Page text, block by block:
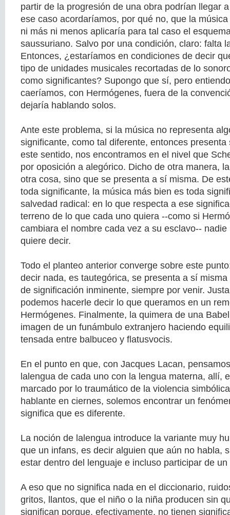
partir de la progresión de una obra podrían llegar
ese caso acordaríamos, por qué no, que la
ni más ni menos aplicaría para tal caso el
saussuriano. Salvo por una condición, claro: falta
Entonces, ¿estaríamos en condiciones de decir
tipo de unidades musicales recortadas de lo
como significantes? Supongo que sí, pero
caeríamos, con Hermógenes, fuera de la
dejaría hablando solos.
Ante este problema, si la música no representa
significante, como tal diferente, entonces
este sentido, nos encontramos en el nivel que
por oposición a alegórico. Dicho de otra manera,
otra cosa, sino que se presenta a sí misma. De
toda significante, la música más bien es toda
salvedad radical: en lo que respecta a ese
terreno de lo que cada uno quiera --como si
cambiara el nombre cada vez a su esclavo--
quiere decir.
Todo el planteo anterior converge sobre este
decir nada, es tautegórica, se presenta a sí
de significación inminente, siempre por venir.
podemos hacerle decir lo que queramos en un
Hermógenes. Finalmente, la quimera de una
imagen de un funámbulo extranjero haciendo
tensada entre balbuceo y flatusvocis.
En el punto en que, con Jacques Lacan,
lalengua de cada uno con la lengua materna, allí,
marcado por lo traumático de la violencia
hablante en ciernes, solemos encontrar un
significa que es diferente.
La noción de lalengua introduce la variante muy
que un infans, es decir alguien que aún no habla,
estar dentro del lenguaje e incluso participar de un
A eso que no significa nada en el diccionario,
gritos, llantos, que el niño o la niña producen sin
significan porque, efectivamente, no tienen